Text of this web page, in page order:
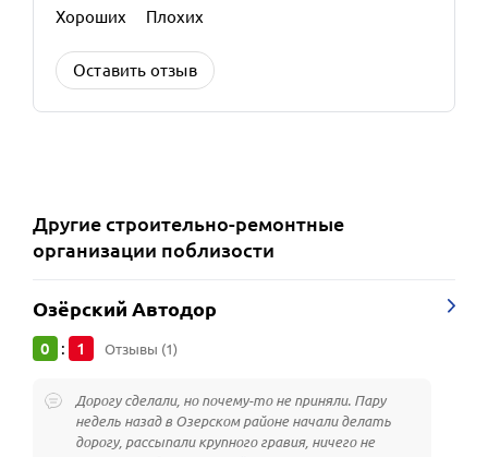
Хороших Плохих
Оставить отзыв
Другиестроительно-ремонтные
организации поблизости
Озёрский Автодор
0 : 1 Отзывы (1)
Дорогу сделали, но почему-то не приняли. Пару
недель назад в Озерском районе начали делать
дорогу, рассыпали крупного гравия, ничего не